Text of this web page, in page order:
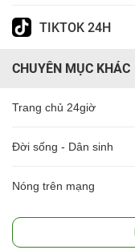
TIKTOK 24H
CHUYÊN MỤC KHÁC
Trang chủ 24giờ
Đời sống - Dân sinh
Nóng trên mạng